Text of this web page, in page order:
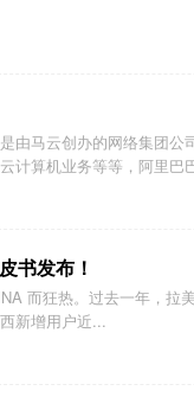
由马云创办的网络集团公
计算机业务等等，阿里巴
书发布！
而狂热。过去一年，拉
新增用户近...